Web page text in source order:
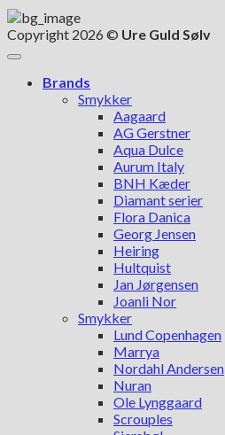
Copyright 2026 © Ure Guld Sølv
Brands
Smykker
Aagaard
AG Gerstner
Aqua Dulce
Aurum Italy
BNH Kæder
Diamant serier
Flora Danica
Georg Jensen
Heiring
Hultquist
Jan Jørgensen
Joanli Nor
Smykker
Lund Copenhagen
Marrya
Nordahl Andersen
Nuran
Ole Lynggaard
Scrouples